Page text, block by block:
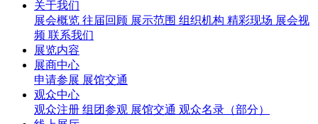
关于我们
展会概览 往届回顾 展示范围 组织机构 精彩现场 展会视
频 联系我们
展览内容
展商中心
申请参展 展馆交通
观众中心
观众注册 组团参观 展馆交通 观众名录（部分）